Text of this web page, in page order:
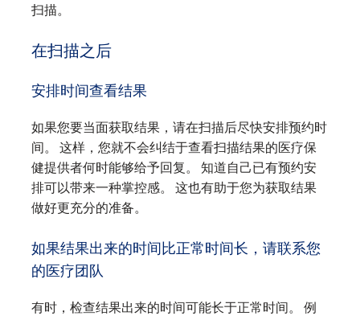
扫描。
在扫描之后
安排时间查看结果
如果您要当面获取结果，请在扫描后尽快安排预约时
间。 这样，您就不会纠结于查看扫描结果的医疗保
健提供者何时能够给予回复。 知道自己已有预约安
排可以带来一种掌控感。 这也有助于您为获取结果
做好更充分的准备。
如果结果出来的时间比正常时间长，请联系您
的医疗团队
有时，检查结果出来的时间可能长于正常时间。 例